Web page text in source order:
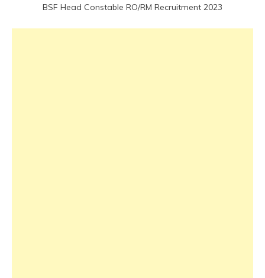
BSF Head Constable RO/RM Recruitment 2023